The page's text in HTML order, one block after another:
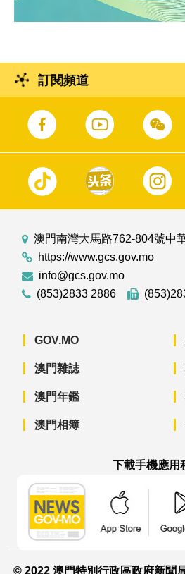
訂閱頻道
澳門南灣大馬路762-804號中
https://www.gcs.gov.mo
info@gcs.gov.mo
(853)2833 2886
GOV.MO
澳門雜誌
澳門年鑑
澳門相簿
下載手機應用
© 2022 澳門特別行政區政府新聞